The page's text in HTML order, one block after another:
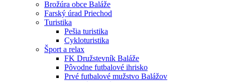
Brožúra obce Baláže
Farský úrad Priechod
Turistika
Pešia turistika
Cykloturistika
Šport a relax
FK Družstevník Baláže
Pôvodne futbalové ihrisko
Prvé futbalové mužstvo Balážov